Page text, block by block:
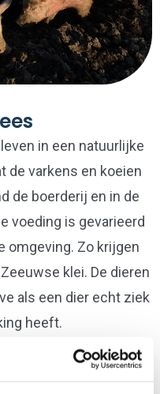
in een natuurlijke
de varkens en koeien
de boerderij en in de
voeding is gevarieerd
omgeving. Zo krijgen
klei. De dieren
als een dier echt ziek
heeft.
van de koeien en
los. Meer daarover